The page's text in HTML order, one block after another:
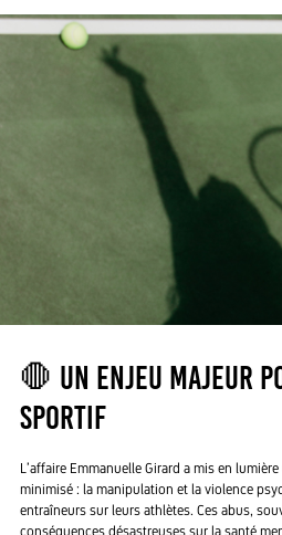
🛑 Un enjeu majeur
sportif
L’affaire Emmanuelle Girard a mis en
minimisé : la manipulation et la violence
entraîneurs sur leurs athlètes. Ces abus,
conséquences désastreuses sur la santé